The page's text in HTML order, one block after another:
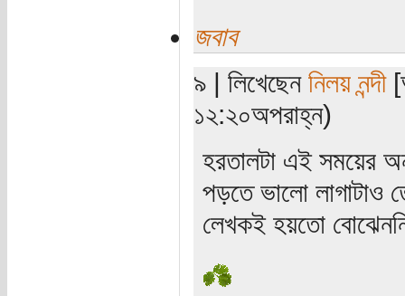
জবাব
৯ | লিখেছেন নিলয় নন্দী
১২:২০অপরাহ্ন)
হরতালটা এই সময়ের
পড়তে ভালো লাগাটাও
লেখকই হয়তো